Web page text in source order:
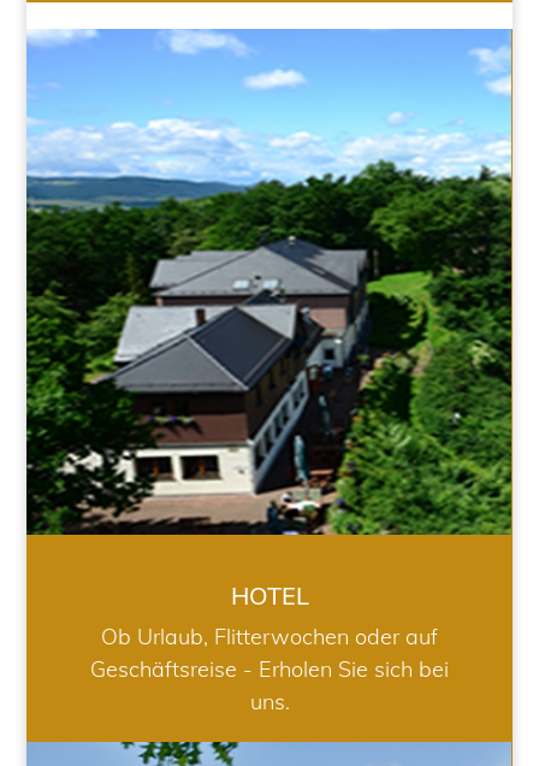
HOTEL
HOTEL
Ob Urlaub, Flitterwochen oder auf
Geschäftsreise - Erholen Sie sich bei
uns.